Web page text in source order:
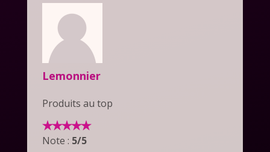
Lemonnier
Produits au top
Note : 5/5